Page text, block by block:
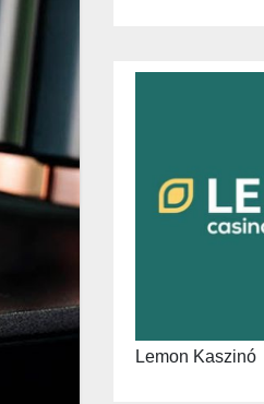
Lemon Kaszinó